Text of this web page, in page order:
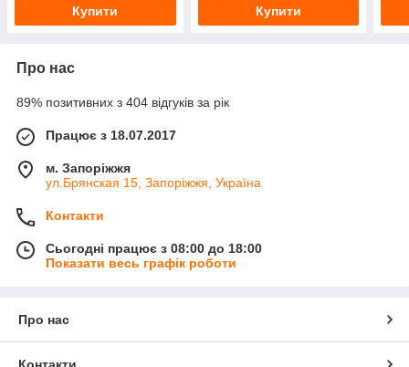
Купити Купити
Про нас
89% позитивних з 404 відгуків за рік
Працює з 18.07.2017
м. Запоріжжя
ул.Брянская 15, Запоріжжя, Україна
Контакти
Сьогодні працює з 08:00 до 18:00
Показати весь графік роботи
Про нас